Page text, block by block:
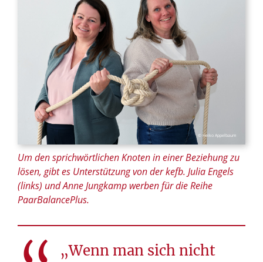
© Heiko Appelbaum
Um den sprichwörtlichen Knoten in einer Beziehung zu
lösen, gibt es Unterstützung von der kefb. Julia Engels
(links) und Anne Jungkamp werben für die Reihe
PaarBalancePlus.
„Wenn man sich nicht